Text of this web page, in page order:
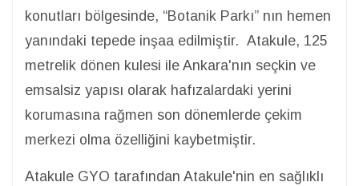
konutları bölgesinde, “Botanik Parkı” nın hemen
yanındaki tepede inşaa edilmiştir. Atakule, 125
metrelik dönen kulesi ile Ankara'nın seçkin ve
emsalsiz yapısı olarak hafızalardaki yerini
korumasına rağmen son dönemlerde çekim
merkezi olma özelliğini kaybetmiştir.
Atakule GYO tarafından Atakule'nin en sağlıklı